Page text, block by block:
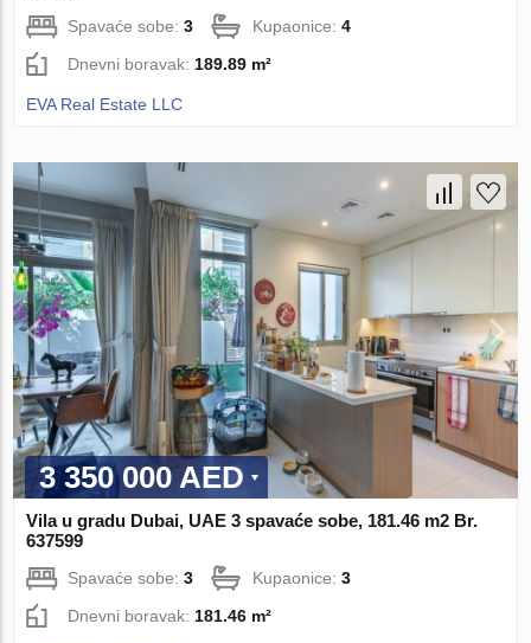
Spavaće sobe:3 Kupaonice:4
Dnevni boravak: 189.89 m²
EVA Real Estate LLC
3 350 000 AED
Vila u gradu Dubai, UAE 3 spavaće sobe, 181.46 m2 Br.
637599
Spavaće sobe:3 Kupaonice:3
Dnevni boravak: 181.46 m²